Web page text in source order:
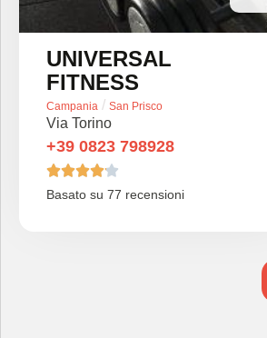
UNIVERSAL
FITNESS
Campania / San Prisco
Via Torino
+39 0823 798928

Basato su 77 recensioni